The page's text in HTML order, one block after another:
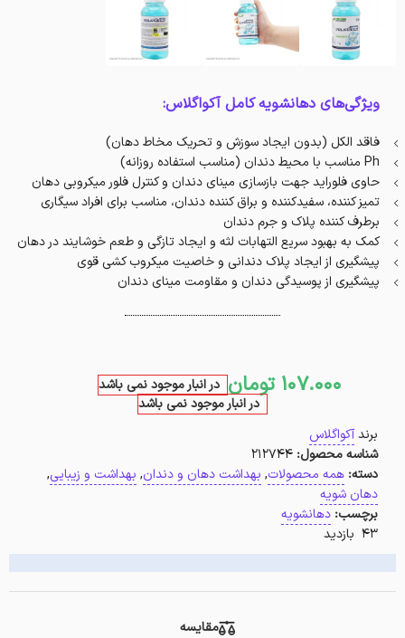
ویژگی‌های دهانشویه کامل آکواگلاس:
فاقد الکل (بدون ایجاد سوزش و تحریک مخاط دهان)
Ph مناسب با محیط دندان (مناسب استفاده روزانه)
حاوی فلوراید جهت بازسازی مینای دندان و کنترل فلور میکروبی دهان
تمیز کننده، سفیدکننده و براق کننده دندان، مناسب برای افراد سیگاری
برطرف کننده پلاک و جرم دندان
کمک به بهبود سریع التهابات لثه و ایجاد تازگی و طعم خوشایند در دهان
پیشگیری از ایجاد پلاک دندانی و خاصیت میکروب کشی قوی
پیشگیری از پوسیدگی دندان و مقاومت مینای دندان
107.000 تومان در انبار موجود نمی باشد
در انبار موجود نمی باشد
برندآکواگلاس
شناسه محصول: 212744
دسته: همه محصولات, بهداشت دهان و دندان, بهداشت و زیبایی,
دهان شویه
برچسب: دهانشویه
43 بازدید
مقایسه